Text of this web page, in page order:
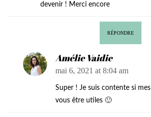
devenir ! Merci encore
RÉPONDRE
Amélie Vaidie
mai 6, 2021 at 8:04 am
Super ! Je suis contente si
vous être utiles 🙂